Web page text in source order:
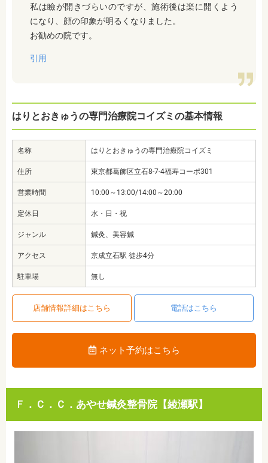
私は瞼が開きづらいのですが、施術後は楽に開くよう
になり、顔の印象が明るくなりました。
お勧めの院です。
引用
はりとおきゅうの専門治療院コイズミの基本情報
名称 はりとおきゅうの専門治療院コイズミ
住所 東京都葛飾区立石8-7-4福寿コーポ301
営業時間 10:00～13:00/14:00～20:00
定休日 水・日・祝
ジャンル 鍼灸、美容鍼
アクセス 京成立石駅 徒歩4分
駐車場 無し
店舗情報詳細はこちら 電話はこちら
ネット予約はこちら
Ｆ．Ｃ．Ｃ．あやせ鍼灸整骨院【綾瀬駅】